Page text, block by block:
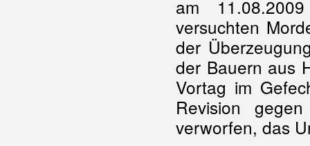
am
versuchten
der
der Bauern aus
Vortag im
Revision
verworfen, das